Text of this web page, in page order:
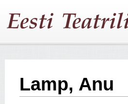
Lamp, Anu